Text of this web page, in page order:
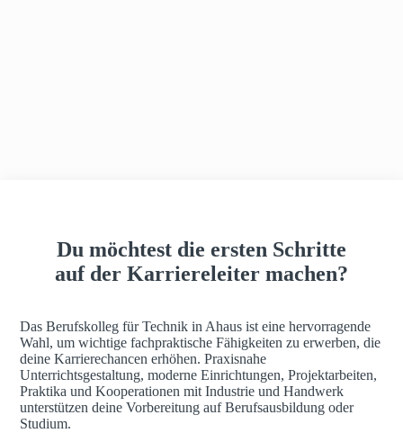
Du möchtest die ersten Schritte
auf der Karriereleiter machen?
Das Berufskolleg für Technik in Ahaus ist eine hervorragende
Wahl, um wichtige fachpraktische Fähigkeiten zu erwerben, die
deine Karrierechancen erhöhen. Praxisnahe
Unterrichtsgestaltung, moderne Einrichtungen, Projektarbeiten,
Praktika und Kooperationen mit Industrie und Handwerk
unterstützen deine Vorbereitung auf Berufsausbildung oder
Studium.